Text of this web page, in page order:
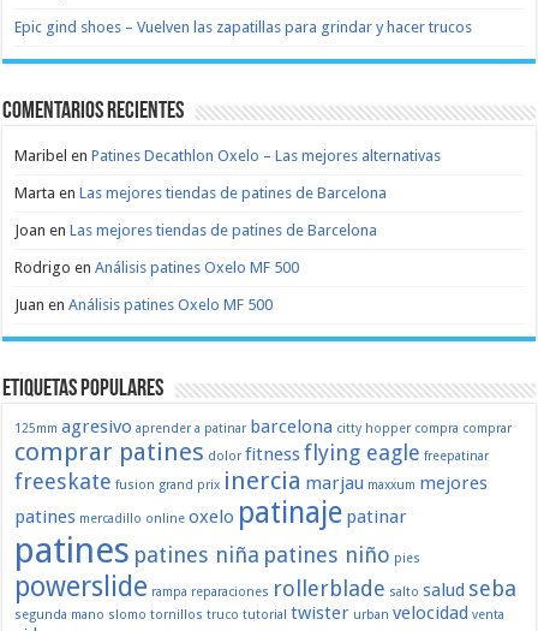
Epic gind shoes – Vuelven las zapatillas para grindar y hacer trucos
Comentarios recientes
Maribel enPatines Decathlon Oxelo – Las mejores alternativas
Marta enLas mejores tiendas de patines de Barcelona
Joan enLas mejores tiendas de patines de Barcelona
Rodrigo enAnálisis patines Oxelo MF 500
Juan enAnálisis patines Oxelo MF 500
Etiquetas populares
125mm agresivo aprender a patinar barcelona citty hopper compra comprar
comprar patines dolor fitnessflying eagle freepatinar
freeskate fusion grand prix inercia marjau maxxum mejores
patines mercadillo online oxelo patinaje patinar
patines patines niña patines niño pies
powerslide rampa reparaciones rollerblade salto salud seba
segunda mano slomo tornillos truco tutorial twister urban velocidad venta